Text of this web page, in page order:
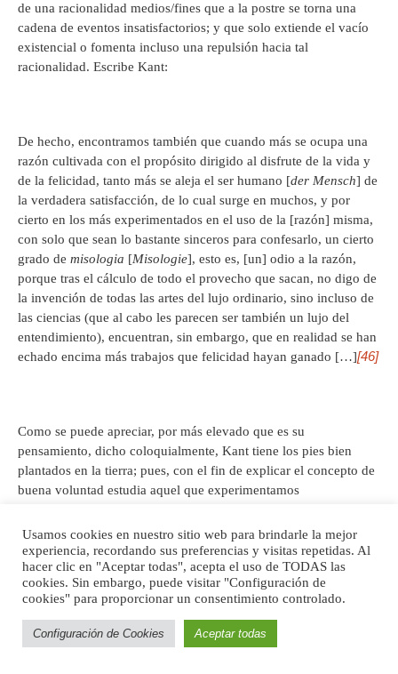
de una racionalidad medios/fines que a la postre se torna una
cadena de eventos insatisfactorios; y que solo extiende el vacío
existencial o fomenta incluso una repulsión hacia tal
racionalidad. Escribe Kant:
De hecho, encontramos también que cuando más se ocupa una
razón cultivada con el propósito dirigido al disfrute de la vida y
de la felicidad, tanto más se aleja el ser humano [der Mensch] de
la verdadera satisfacción, de lo cual surge en muchos, y por
cierto en los más experimentados en el uso de la [razón] misma,
con solo que sean lo bastante sinceros para confesarlo, un cierto
grado de misologia [Misologie], esto es, [un] odio a la razón,
porque tras el cálculo de todo el provecho que sacan, no digo de
la invención de todas las artes del lujo ordinario, sino incluso de
las ciencias (que al cabo les parecen ser también un lujo del
entendimiento), encuentran, sin embargo, que en realidad se han
echado encima más trabajos que felicidad hayan ganado […][46]
Como se puede apreciar, por más elevado que es su
pensamiento, dicho coloquialmente, Kant tiene los pies bien
plantados en la tierra; pues, con el fin de explicar el concepto de
buena voluntad estudia aquel que experimentamos
concepto de
deber
, el cual contiene el concepto de buena
voluntad; es decir, que ante la dificultad de pensar lo que sea una
buena voluntad irrestricta y absoluta, el filósofo de Königsberg
plantea, en primera instancia, pensar la constricción imperativa
que tiene el deber con lo cual enfatiza que el valor moral estriba
en hacer el bien, precisamente,
por
deber, y no por inclinación
alguna.[47]Llegado a este punto de laFundamentación a la
Usamos cookies en nuestro sitio web para brindarle la mejor
experiencia, recordando sus preferencias y visitas repetidas. Al
hacer clic en "Aceptar todas", acepta el uso de TODAS las
cookies. Sin embargo, puede visitar "Configuración de
cookies" para proporcionar un consentimiento controlado.
Configuración de Cookies Aceptar todas